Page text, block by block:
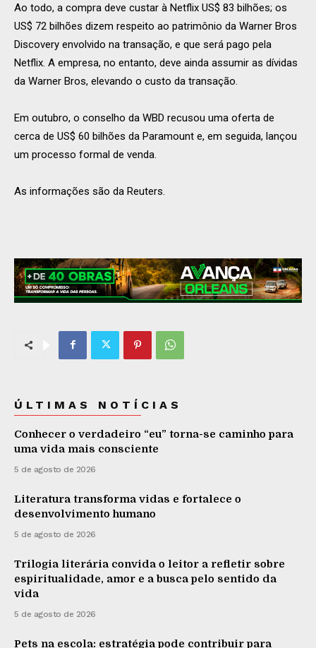
Ao todo, a compra deve custar à Netflix US$ 83 bilhões; os
US$ 72 bilhões dizem respeito ao patrimônio da Warner Bros
Discovery envolvido na transação, e que será pago pela
Netflix. A empresa, no entanto, deve ainda assumir as dívidas
da Warner Bros, elevando o custo da transação.
Em outubro, o conselho da WBD recusou uma oferta de
cerca de US$ 60 bilhões da Paramount e, em seguida, lançou
um processo formal de venda.
As informações são da Reuters.
ÚLTIMAS NOTÍCIAS
Conhecer o verdadeiro “eu” torna-se caminho para
uma vida mais consciente
5 de agosto de 2026
Literatura transforma vidas e fortalece o
desenvolvimento humano
5 de agosto de 2026
Trilogia literária convida o leitor a refletir sobre
espiritualidade, amor e a busca pelo sentido da
vida
5 de agosto de 2026
Pets na escola: estratégia pode contribuir para